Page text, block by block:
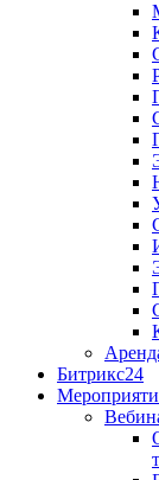
Битрикс24